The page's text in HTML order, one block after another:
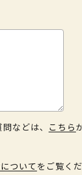
などは、 こちら
ついてをご覧くだ